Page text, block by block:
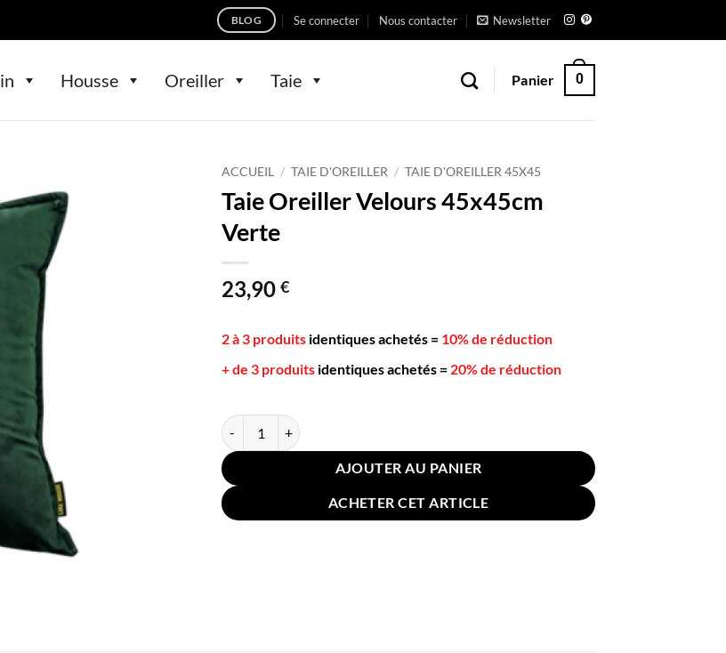
BLOG Se connecter Nous contacter Newsletter
Housse Oreiller Taie Panier 0
ACCUEIL / TAIE D'OREILLER / TAIE D'OREILLER 45X45
Taie Oreiller Velours 45x45cm
Verte
23,90 €
2 à 3 produits identiques achetés = 10% de réduction
+ de 3 produits identiques achetés = 20% de réduction
quantité de Taie Oreiller Velours 45x45cm Verte
AJOUTER AU PANIER
ACHETER CET ARTICLE